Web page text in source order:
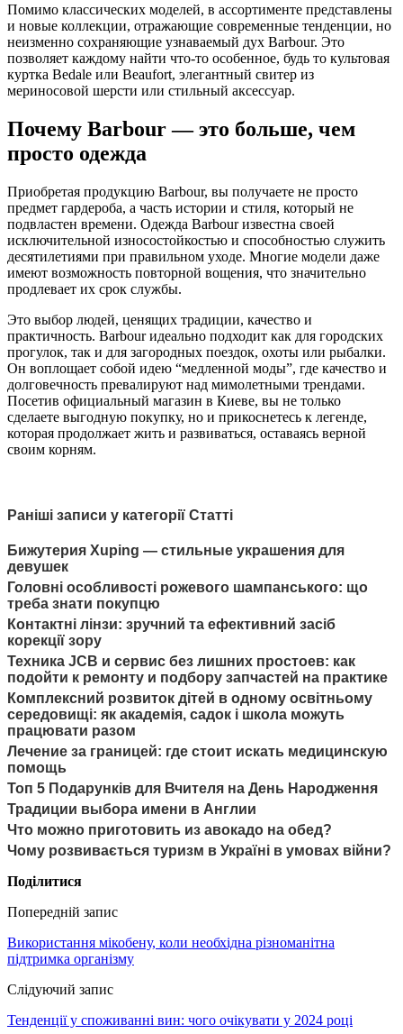
Помимо классических моделей, в ассортименте представлены
и новые коллекции, отражающие современные тенденции, но
неизменно сохраняющие узнаваемый дух Barbour. Это
позволяет каждому найти что-то особенное, будь то культовая
куртка Bedale или Beaufort, элегантный свитер из
мериносовой шерсти или стильный аксессуар.
Почему Barbour — это больше, чем
просто одежда
Приобретая продукцию Barbour, вы получаете не просто
предмет гардероба, а часть истории и стиля, который не
подвластен времени. Одежда Barbour известна своей
исключительной износостойкостью и способностью служить
десятилетиями при правильном уходе. Многие модели даже
имеют возможность повторной вощения, что значительно
продлевает их срок службы.
Это выбор людей, ценящих традиции, качество и
практичность. Barbour идеально подходит как для городских
прогулок, так и для загородных поездок, охоты или рыбалки.
Он воплощает собой идею “медленной моды”, где качество и
долговечность превалируют над мимолетными трендами.
Посетив официальный магазин в Киеве, вы не только
сделаете выгодную покупку, но и прикоснетесь к легенде,
которая продолжает жить и развиваться, оставаясь верной
своим корням.
Раніші записи у категорії Статті
Бижутерия Xuping — стильные украшения для
девушек
Головні особливості рожевого шампанського: що
треба знати покупцю
Контактні лінзи: зручний та ефективний засіб
корекції зору
Техника JCB и сервис без лишних простоев: как
подойти к ремонту и подбору запчастей на практике
Комплексний розвиток дітей в одному освітньому
середовищі: як академія, садок і школа можуть
працювати разом
Лечение за границей: где стоит искать медицинскую
помощь
Топ 5 Подарунків для Вчителя на День Народження
Традиции выбора имени в Англии
Что можно приготовить из авокадо на обед?
Чому розвивається туризм в Україні в умовах війни?
Поділитися
Попередній запис
Використання мікобену, коли необхідна різноманітна
підтримка організму
Слідуючий запис
Тенденції у споживанні вин: чого очікувати у 2024 році